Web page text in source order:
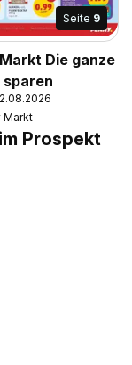
Seite 9
Die ganze
sparen
Markt
Prospekt